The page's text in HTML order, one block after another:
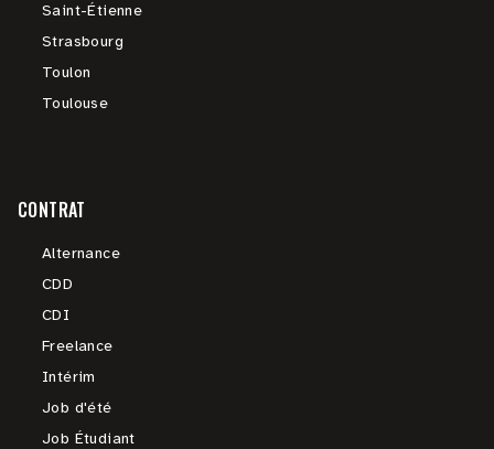
Saint-Étienne
Strasbourg
Toulon
Toulouse
CONTRAT
Alternance
CDD
CDI
Freelance
Intérim
Job d'été
Job Étudiant